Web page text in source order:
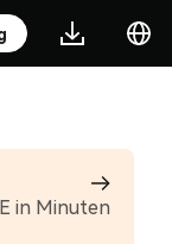
in Minuten